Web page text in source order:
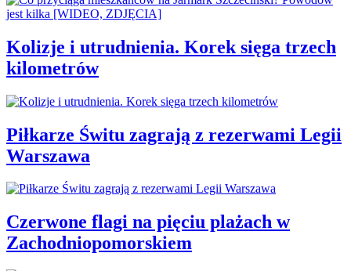
Kolizje i utrudnienia. Korek sięga trzech
kilometrów
Piłkarze Świtu zagrają z rezerwami Legii
Warszawa
Czerwone flagi na pięciu plażach w
Zachodniopomorskiem